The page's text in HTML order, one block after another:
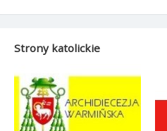
Strony katolickie